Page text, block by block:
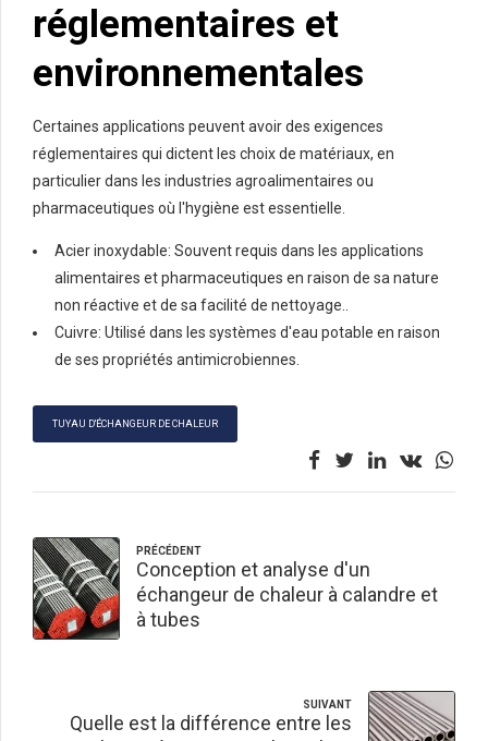
réglementaires et
environnementales
Certaines applications peuvent avoir des exigences
réglementaires qui dictent les choix de matériaux, en
particulier dans les industries agroalimentaires ou
pharmaceutiques où l'hygiène est essentielle.
Acier inoxydable: Souvent requis dans les applications
alimentaires et pharmaceutiques en raison de sa nature
non réactive et de sa facilité de nettoyage..
Cuivre: Utilisé dans les systèmes d'eau potable en raison
de ses propriétés antimicrobiennes.
TUYAU D'ÉCHANGEUR DE CHALEUR
PRÉCÉDENT
Conception et analyse d'un
échangeur de chaleur à calandre et
à tubes
SUIVANT
Quelle est la différence entre les